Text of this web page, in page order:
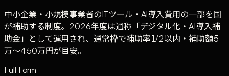
中小企業・小規模事業者のITツール・AI導入費用の一部を国
が補助する制度。2026年度は通称「デジタル化・AI導入補
助金」として運用され、通常枠で補助率1/2以内・補助額5
万〜450万円が目安。
Full Form